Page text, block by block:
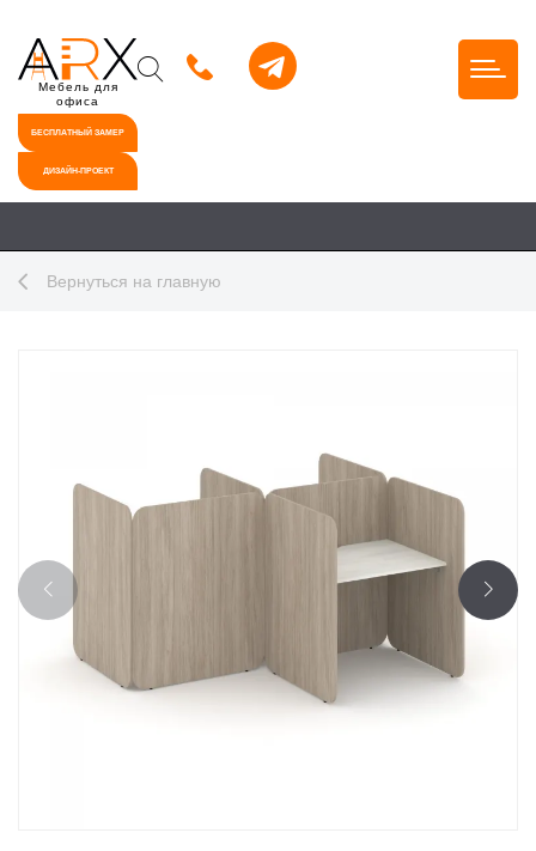
Мебель для
офиса
БЕСПЛАТНЫЙ ЗАМЕР
ДИЗАЙН-ПРОЕКТ
Вернуться на главную